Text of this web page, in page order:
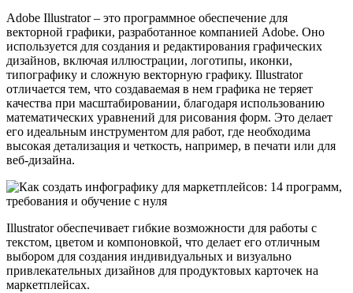
Adobe Illustrator – это программное обеспечение для
векторной графики, разработанное компанией Adobe. Оно
используется для создания и редактирования графических
дизайнов, включая иллюстрации, логотипы, иконки,
типографику и сложную векторную графику. Illustrator
отличается тем, что создаваемая в нем графика не теряет
качества при масштабировании, благодаря использованию
математических уравнений для рисования форм. Это делает
его идеальным инструментом для работ, где необходима
высокая детализация и четкость, например, в печати или для
веб-дизайна.
Illustrator обеспечивает гибкие возможности для работы с
текстом, цветом и компоновкой, что делает его отличным
выбором для создания индивидуальных и визуально
привлекательных дизайнов для продуктовых карточек на
маркетплейсах.